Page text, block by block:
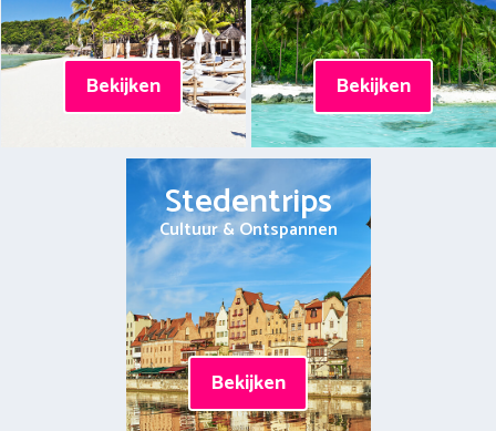
Bekijken Bekijken
Stedentrips
Cultuur & Ontspannen
Bekijken